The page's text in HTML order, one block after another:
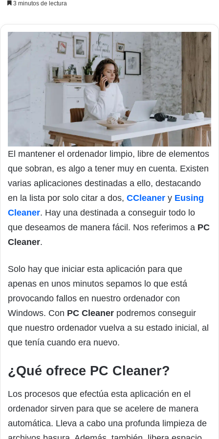
3 minutos de lectura
El mantener el ordenador limpio, libre de elementos
que sobran, es algo a tener muy en cuenta. Existen
varias aplicaciones destinadas a ello, destacando
en la lista por solo citar a dos, CCleaner y Eusing
Cleaner. Hay una destinada a conseguir todo lo
que deseamos de manera fácil. Nos referimos a PC
Cleaner.
Solo hay que iniciar esta aplicación para que
apenas en unos minutos sepamos lo que está
provocando fallos en nuestro ordenador con
Windows. Con PC Cleaner podremos conseguir
que nuestro ordenador vuelva a su estado inicial, al
que tenía cuando era nuevo.
¿Qué ofrece PC Cleaner?
Los procesos que efectúa esta aplicación en el
ordenador sirven para que se acelere de manera
automática. Lleva a cabo una profunda limpieza de